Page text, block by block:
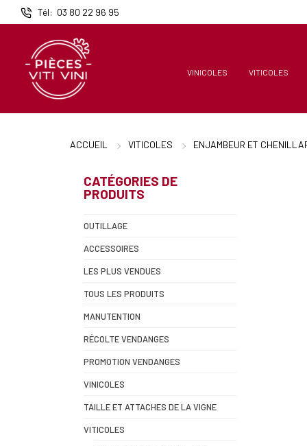
Tél 03 80 22 96 95
VINICOLES VITICOLES
ACCUEIL VITICOLES ENJAMBEUR ET
CATÉGORIES DE
PRODUITS
OUTILLAGE
ACCESSOIRES
LES PLUS VENDUES
TOUS LES PRODUITS
MANUTENTION
RÉCOLTE VENDANGES
PROMOTION VENDANGES
VINICOLES
TAILLE ET ATTACHES DE LA VIGNE
VITICOLES
Panneau de gestion des cookies